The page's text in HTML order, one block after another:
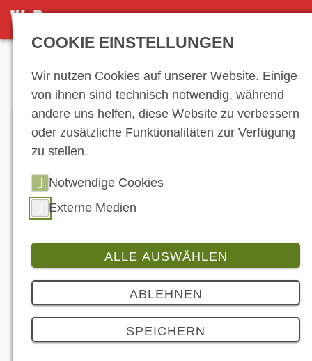
DETAILSEITE
Cruiser mit soliden Werten: Hondas Rebel 500
4 Bilder
Honda: Modellpflege für die Rebel
28.11.2019
COOKIE EINSTELLUNGEN
Wir nutzen Cookies auf unserer Website. Einige
von ihnen sind technisch notwendig, während
andere uns helfen, diese Website zu verbessern
oder zusätzliche Funktionalitäten zur Verfügung
zu stellen.
Notwendige Cookies
Externe Medien
ALLE AUSWÄHLEN
ABLEHNEN
SPEICHERN